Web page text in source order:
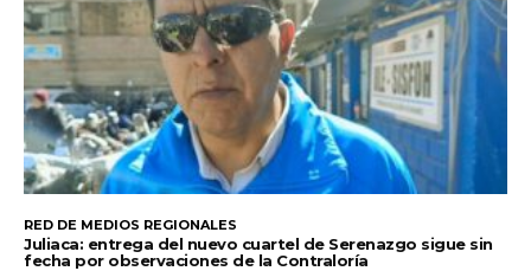
RED DE MEDIOS REGIONALES
Juliaca: entrega del nuevo cuartel de Serenazgo sigue sin
fecha por observaciones de la Contraloría